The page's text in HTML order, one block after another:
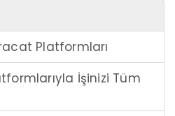
Platformları
İşinizi Tüm